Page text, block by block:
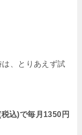
、とりあえず試
込)で毎月1350円